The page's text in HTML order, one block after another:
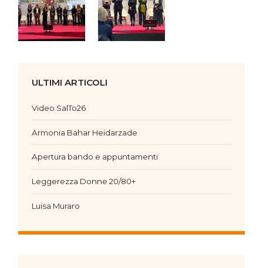
ULTIMI ARTICOLI
Video SalTo26
Armonia Bahar Heidarzade
Apertura bando e appuntamenti
Leggerezza Donne 20/80+
Luisa Muraro